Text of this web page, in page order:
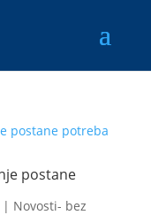
postane
Novosti- bez